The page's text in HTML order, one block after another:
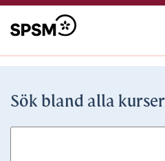
Sök bland alla